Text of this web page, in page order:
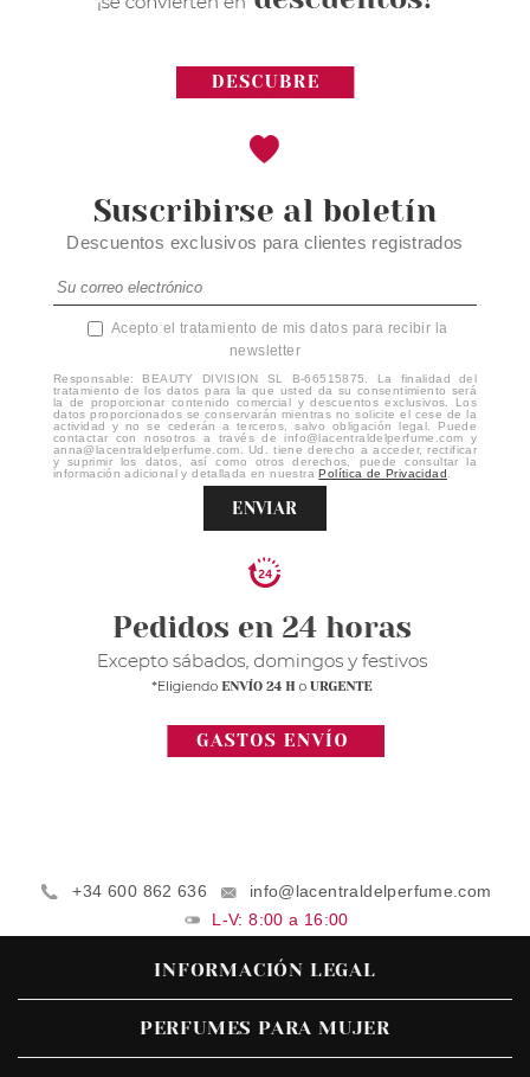
Suscribirse al boletín
Descuentos exclusivos para clientes registrados
Acepto el tratamiento de mis datos para recibir la
newsletter
Responsable: BEAUTY DIVISION SL B-66515875. La finalidad del
tratamiento de los datos para la que usted da su consentimiento será
la de proporcionar contenido comercial y descuentos exclusivos. Los
datos proporcionados se conservarán mientras no solicite el cese de la
actividad y no se cederán a terceros, salvo obligación legal. Puede
contactar con nosotros a través de info@lacentraldelperfume.com y
anna@lacentraldelperfume.com. Ud. tiene derecho a acceder, rectificar
y suprimir los datos, así como otros derechos, puede consultar la
información adicional y detallada en nuestraPolítica de Privacidad
ENVIAR
+34 600 862 636
info@lacentraldelperfume.com
L-V: 8:00 a 16:00
INFORMACIÓN LEGAL
PERFUMES PARA MUJER